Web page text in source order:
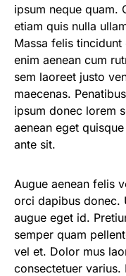
ipsum neque quam.
etiam quis nulla
Massa felis
enim aenean cum
sem laoreet justo
maecenas.
ipsum donec lorem
aenean eget
ante sit.
Augue aenean felis
orci dapibus donec.
augue eget id.
semper quam
vel et. Dolor mus
consectetuer varius.